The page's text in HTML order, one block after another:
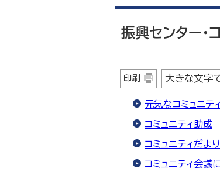
振興センター・
印刷 大きな文字
元気なコミュニテ
コミュニティ助成
コミュニティだより
コミュニティ会議